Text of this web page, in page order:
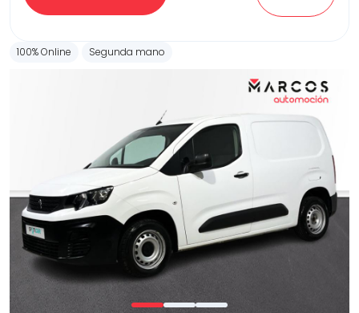
100% Online Segunda mano